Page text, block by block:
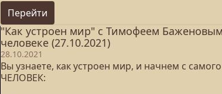
Перейти
"Как устроен мир" с Тимофеем
человеке (27.10.2021)
28.10.2021
Вы узнаете, как устроен мир, и начнем с
ЧЕЛОВЕК: